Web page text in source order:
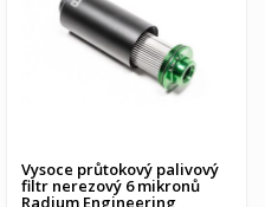
Vysoce průtokový palivový
filtr nerezový 6 mikronů
Radium Engineering